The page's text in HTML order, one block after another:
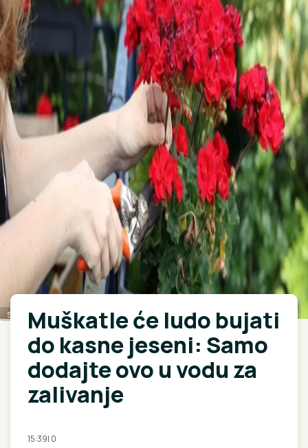
shutterstock
Muškatle će ludo bujati
do kasne jeseni: Samo
dodajte ovo u vodu za
zalivanje
15:39| 0